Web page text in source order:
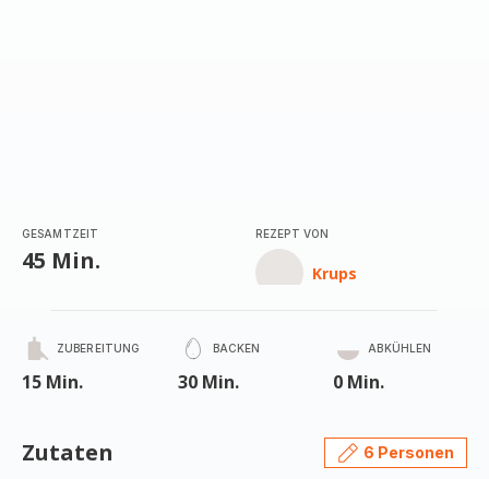
GESAMTZEIT
45 Min.
REZEPT VON
Krups
ZUBEREITUNG
15 Min.
BACKEN
30 Min.
ABKÜHLEN
0 Min.
Zutaten 6 Personen